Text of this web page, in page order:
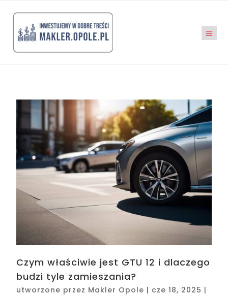
Czym właściwie jest GTU 12 i dlaczego
budzi tyle zamieszania?
utworzone przez Makler Opole | cze 18, 2025 |